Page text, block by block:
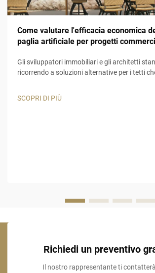
Come valutare l'efficacia economica
paglia artificiale per progetti
Gli sviluppatori immobiliari e gli architetti
ricorrendo a soluzioni alternative per i tetti
artificiale si è affermato come un'opzione
SCOPRI DI PIÙ
Richiedi un preventivo
Il nostro rappresentante ti